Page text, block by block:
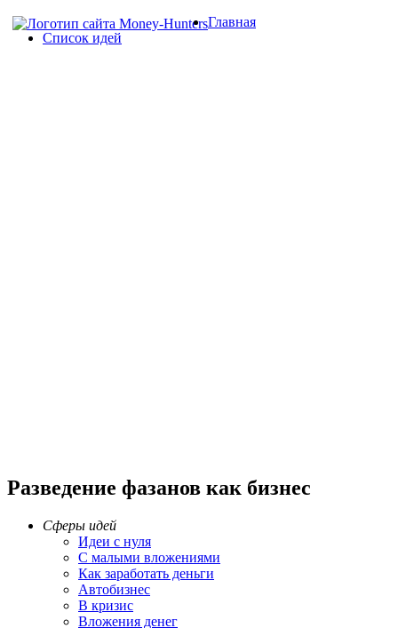
Главная
Список идей
Разведение фазанов как бизнес
Сферы идей
Идеи с нуля
С малыми вложениями
Как заработать деньги
Автобизнес
В кризис
Вложения денег